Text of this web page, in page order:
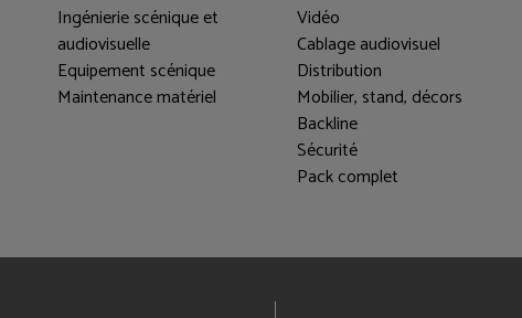
Ingénierie scénique et
audiovisuelle
Equipement scénique
Maintenance matériel
Vidéo
Cablage audiovisuel
Distribution
Mobilier, stand, décors
Backline
Sécurité
Pack complet